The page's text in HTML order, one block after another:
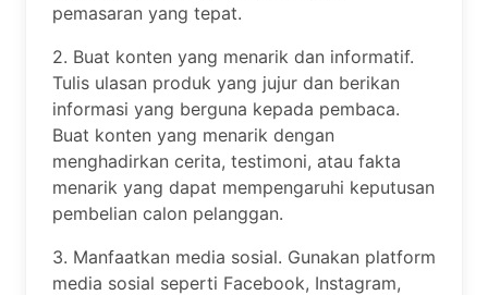
pemasaran yang tepat.
2. Buat konten yang menarik dan informatif.
Tulis ulasan produk yang jujur ​​dan berikan
informasi yang berguna kepada pembaca.
Buat konten yang menarik dengan
menghadirkan cerita, testimoni, atau fakta
menarik yang dapat mempengaruhi keputusan
pembelian calon pelanggan.
3. Manfaatkan media sosial. Gunakan platform
media sosial seperti Facebook, Instagram,